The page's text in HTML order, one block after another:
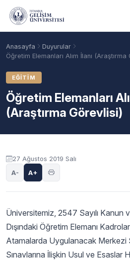
Ana içeriğe geç
Akademik Takvim
Anasayfa
Duyurular
Öğretim Elemanları Alım İlanı (Araştırma
EĞITIM
Öğretim Elemanları
(Araştırma Görevlisi)
Duyuru içeriği
27 Ağustos 2019 Salı
A- A+
Üniversitemiz, 2547 Sayılı Kanun
Dışındaki Öğretim Elemanı
Atamalarda Uygulanacak Merkezi
Sınavlarına İlişkin Usul ve Esaslar